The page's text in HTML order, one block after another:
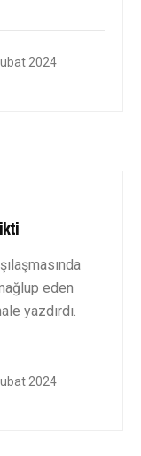
2024
eden
yazdırdı.
2024